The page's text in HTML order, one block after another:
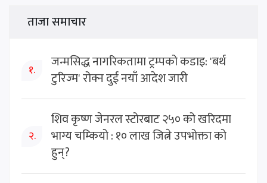
ताजा समाचार
१.
जन्मसिद्ध नागरिकतामा ट्रम्पको कडाइ: 'बर्थ
टुरिज्म' रोक्न दुई नयाँ आदेश जारी
२.
शिव कृष्ण जेनरल स्टोरबाट २५० को खरिदमा
भाग्य चम्कियो : १० लाख जित्ने उपभोक्ता को
हुन्?